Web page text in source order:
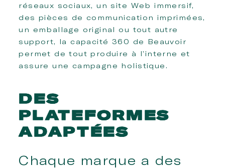
réseaux sociaux, un site Web immersif,
des pièces de communication imprimées,
un emballage original ou tout autre
support, la capacité 360 de Beauvoir
permet de tout produire à l’interne et
assure une campagne holistique.
DES
PLATEFORMES
ADAPTÉES
Chaque marque a des